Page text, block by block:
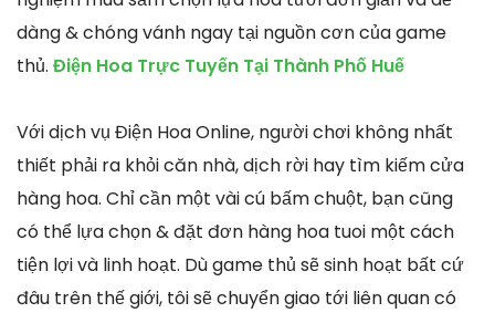
dàng & chóng vánh ngay tại nguồn cơn của game
thủ. Điện Hoa Trực Tuyến Tại Thành Phố Huế
Với dịch vụ Điện Hoa Online, người chơi không nhất
thiết phải ra khỏi căn nhà, dịch rời hay tìm kiếm cửa
hàng hoa. Chỉ cần một vài cú bấm chuột, bạn cũng
có thể lựa chọn & đặt đơn hàng hoa tuoi một cách
tiện lợi và linh hoạt. Dù game thủ sẽ sinh hoạt bất cứ
đâu trên thế giới, tôi sẽ chuyển giao tới liên quan có